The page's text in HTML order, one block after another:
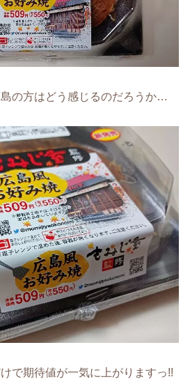
の方はどう感じるのだろうか…
で期待値が一気に上がりますっ!!